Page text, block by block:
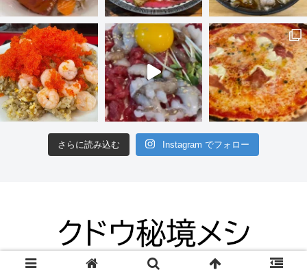
さらに読み込む Instagram でフォロー
© 2012 クドウ秘境メシ.